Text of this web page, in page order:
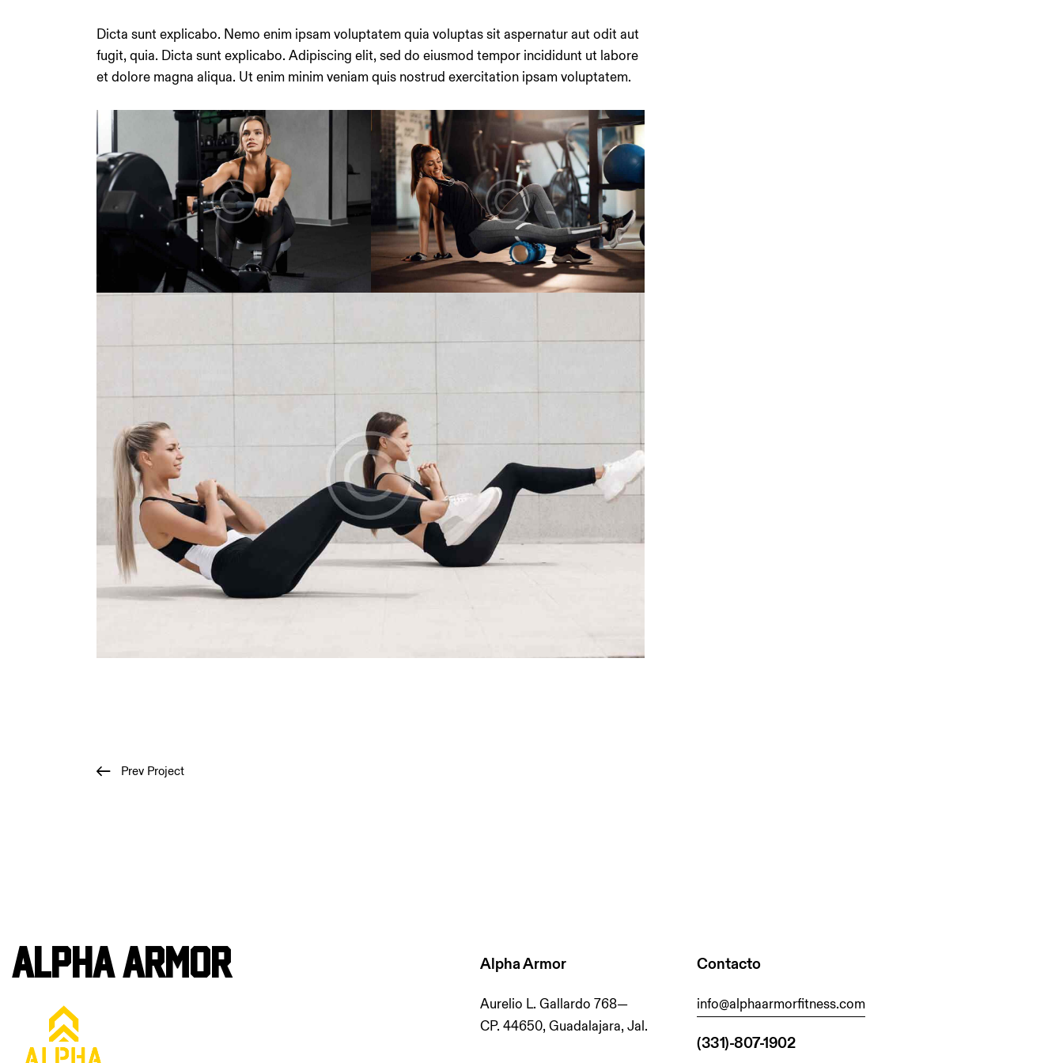
Dicta sunt explicabo. Nemo enim ipsam voluptatem quia voluptas sit aspernatur aut odit aut
fugit, quia. Dicta sunt explicabo. Adipiscing elit, sed do eiusmod tempor incididunt ut labore
et dolore magna aliqua. Ut enim minim veniam quis nostrud exercitation ipsam voluptatem.
Prev Project
Alpha Armor Alpha Armor
Aurelio L. Gallardo 768—
CP. 44650, Guadalajara, Jal.
Contacto
info@alphaarmorfitness.com
(331)-807-1902